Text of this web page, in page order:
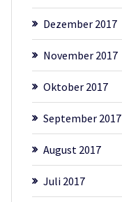
Dezember 2017
November 2017
Oktober 2017
September 2017
August 2017
Juli 2017